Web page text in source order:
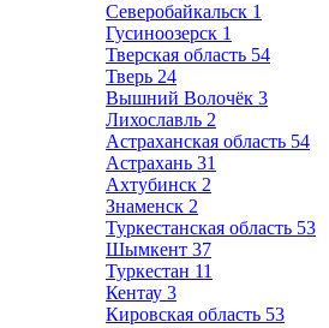
Северобайкальск 1
Гусиноозерск 1
Тверская область 54
Тверь 24
Вышний Волочёк 3
Лихославль 2
Астраханская область 54
Астрахань 31
Ахтубинск 2
Знаменск 2
Туркестанская область 53
Шымкент 37
Туркестан 11
Кентау 3
Кировская область 53